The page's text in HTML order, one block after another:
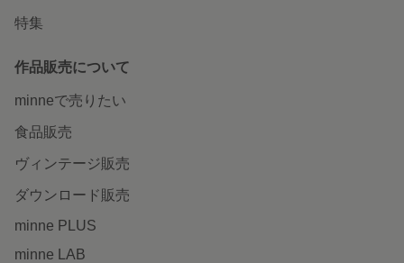
特集
作品販売について
minneで売りたい
食品販売
ヴィンテージ販売
ダウンロード販売
minne PLUS
minne LAB